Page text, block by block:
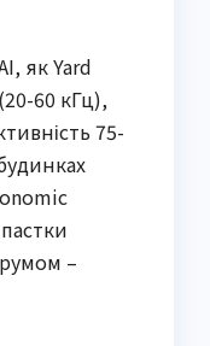
як Yard
60 кГц),
75-
–